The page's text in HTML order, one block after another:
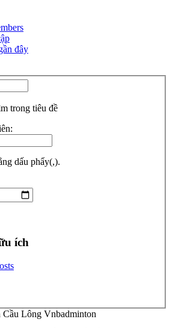
đây
trong tiêu đề
dấu phẩy(,).
ích
Lông Vnbadminton